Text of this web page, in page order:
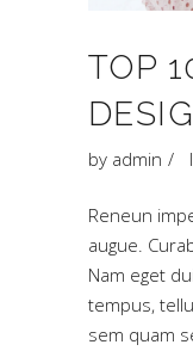
TOP
by admin
Reneun
augue.
Nam eget
tempus,
sem quam